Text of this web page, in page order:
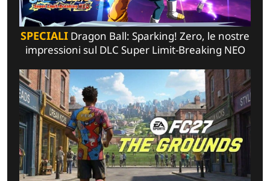
SPECIALI Dragon Ball: Sparking! Zero, le nostre
impressioni sul DLC Super Limit-Breaking NEO